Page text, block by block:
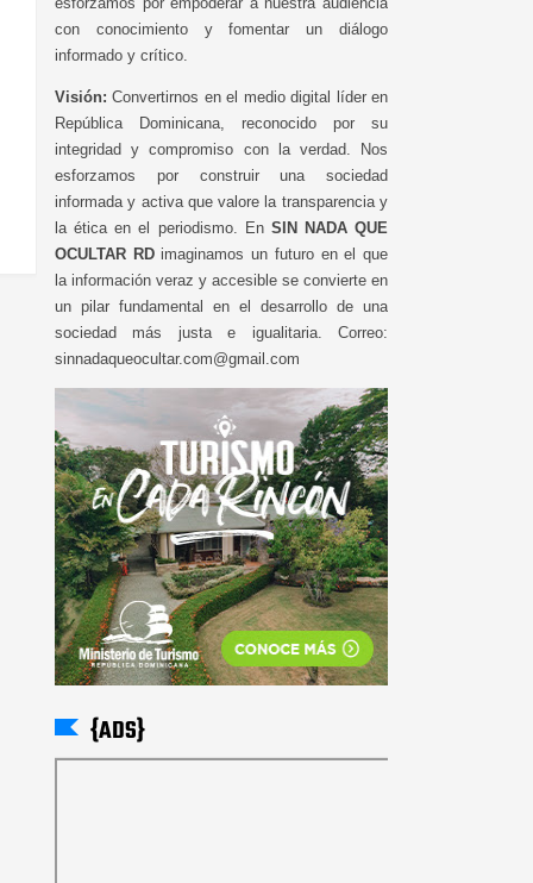
con conocimiento y fomentar un diálogo
informado y crítico.
Visión: Convertirnos en el medio digital líder en
República Dominicana, reconocido por su
integridad y compromiso con la verdad. Nos
esforzamos por construir una sociedad
informada y activa que valore la transparencia y
la ética en el periodismo. En SIN NADA QUE
OCULTAR RDimaginamos un futuro en el que
la información veraz y accesible se convierte en
un pilar fundamental en el desarrollo de una
sociedad más justa e igualitaria. Correo:
sinnadaqueocultar.com@gmail.com
{ADS}